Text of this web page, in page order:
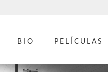
BIO PELÍCULAS